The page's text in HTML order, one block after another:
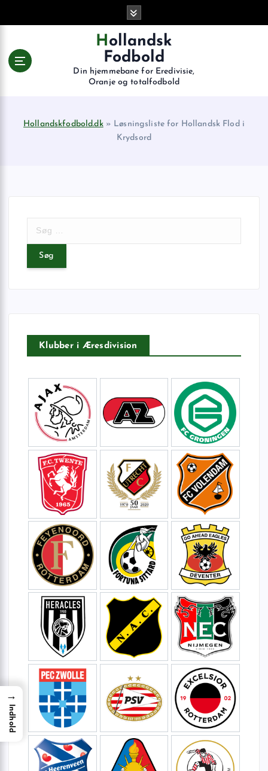
Hollandsk
Fodbold
Din hjemmebane for Eredivisie,
Oranje og totalfodbold
Hollandskfodbold.dk» Løsningsliste for Hollandsk Flod i
Krydsord
:
Klubber i Æresdivision
→
Indhold